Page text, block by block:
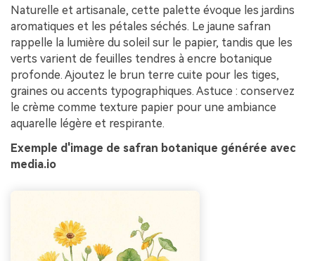
Naturelle et artisanale, cette palette évoque les jardins
aromatiques et les pétales séchés. Le jaune safran
rappelle la lumière du soleil sur le papier, tandis que les
verts varient de feuilles tendres à encre botanique
profonde. Ajoutez le brun terre cuite pour les tiges,
graines ou accents typographiques. Astuce : conservez
le crème comme texture papier pour une ambiance
aquarelle légère et respirante.
Exemple d'image de safran botanique générée avec
media.io